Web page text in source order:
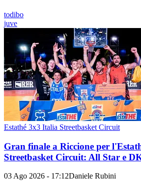
todibo
juve
Estathé 3x3 Italia Streetbasket Circuit
Gran finale a Riccione per
Streetbasket Circuit: All Star e
03 Ago 2026 - 17:12Daniele Rubini